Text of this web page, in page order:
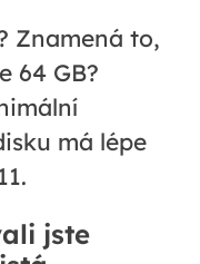
Znamená to,
64 GB?
má lépe
jste